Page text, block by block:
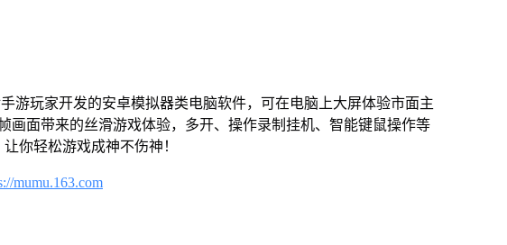
游玩家开发的安卓模拟器类电脑软件，可在电脑上大屏体验市面主
画面带来的丝滑游戏体验，多开、操作录制挂机、智能键鼠操作等
你轻松游戏成神不伤神！
mumu.163.com